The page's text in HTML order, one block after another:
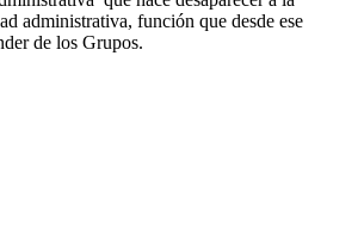
administrativa, función que desde ese
de los Grupos.